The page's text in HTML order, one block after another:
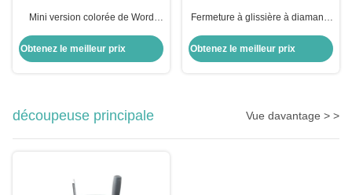
Mini version colorée de Word
Obtenez le meilleur prix
Fermeture à glissière à diamants
pick-up, combinaison
d'équipements
Obtenez le meilleur prix
découpeuse principale Vue davantage > >